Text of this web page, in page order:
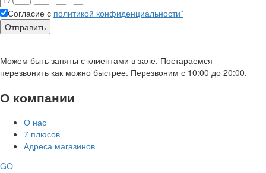
Согласие с политикой конфиденциальности*
Можем быть заняты с клиентами в зале. Постараемся
перезвонить как можно быстрее. Перезвоним с 10:00 до 20:00.
О компании
О нас
7 плюсов
Адреса магазинов
GO